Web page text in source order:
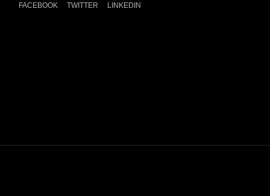
FACEBOOK TWITTER LINKEDIN